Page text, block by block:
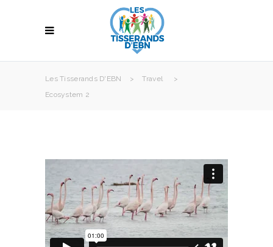
Les Tisserands D'EBN > Travel
>
Ecosystem 2